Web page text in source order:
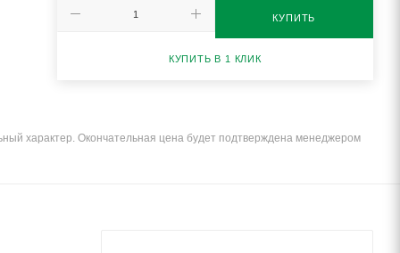
КУПИТЬ
КУПИТЬ В 1 КЛИК
характер. Окончательная цена будет подтверждена менеджером